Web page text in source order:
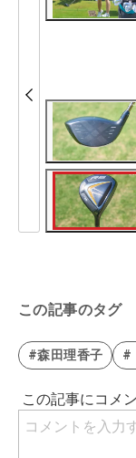
この記事のタグ
#森田理香子 #